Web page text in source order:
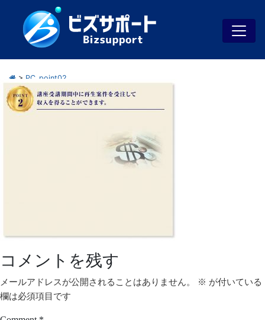
> PC_point02
コメントを残す
メールアドレスが公開されることはありません。 ※ が付いている
欄は必須項目です